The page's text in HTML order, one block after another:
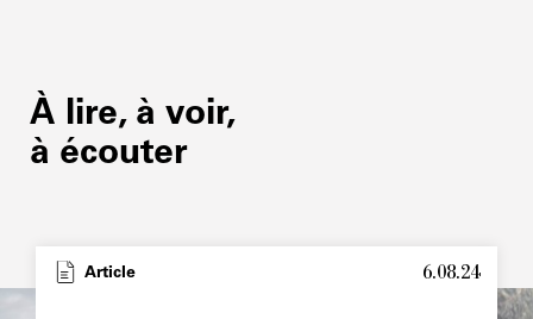
À lire, à voir,
à écouter
TypeArticle 6.08.24